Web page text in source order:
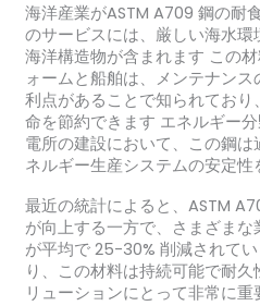
海洋産業がASTM A709 鋼の耐
のサービスには、厳しい海水
海洋構造物が含まれます この
ォームと船舶は、メンテナン
利点があることで知られてお
命を節約できます エネルギー
電所の建設において、この鋼
ネルギー生産システムの安定性
最近の統計によると、ASTM
が向上する一方で、さまざまな
が平均で 25-30% 削減されて
り、この材料は持続可能で耐
リューションにとって非常に